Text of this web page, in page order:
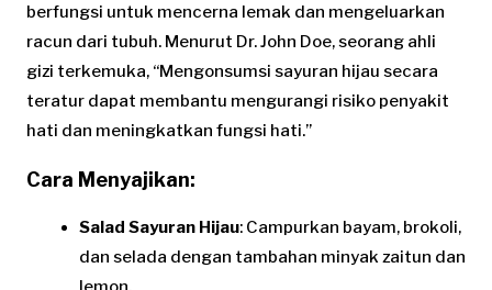
berfungsi untuk mencerna lemak dan mengeluarkan
racun dari tubuh. Menurut Dr. John Doe, seorang ahli
gizi terkemuka, “Mengonsumsi sayuran hijau secara
teratur dapat membantu mengurangi risiko penyakit
hati dan meningkatkan fungsi hati.”
Cara Menyajikan:
Salad Sayuran Hijau: Campurkan bayam, brokoli,
dan selada dengan tambahan minyak zaitun dan